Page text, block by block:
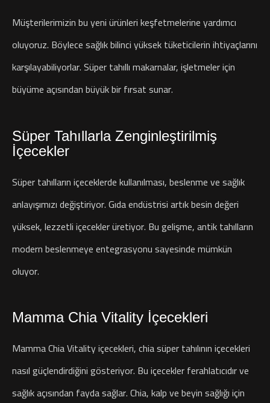
Müşterilerimizin bu yeni ürünleri keşfetmelerine yardımcı
oluyoruz. Böylece sağlık bilinci yüksek tüketicilerin ihtiyaçlarını
karşılayabiliyorlar. Süper tahıllı makarnalar, işletmeler için
büyüme açısından büyük bir fırsat sunar.
Süper Tahıllarla Zenginleştirilmiş
İçecekler
Süper tahılların içeceklerde kullanılması, beslenme ve sağlık
anlayışımızı değiştiriyor. Gıda endüstrisi artık besin değeri
yüksek, lezzetli içecekler üretiyor. Bu gelişme, antik tahılların
modern beslenmeye entegrasyonu sayesinde mümkün
oluyor.
Mamma Chia Vitality İçecekleri
Mamma Chia Vitality içecekleri, chia süper tahılının içecekleri
nasıl güçlendirdiğini gösteriyor. Bu içecekler ferahlatıcıdır ve
sağlık açısından fayda sağlar. Chia, kalp ve beyin sağlığı için